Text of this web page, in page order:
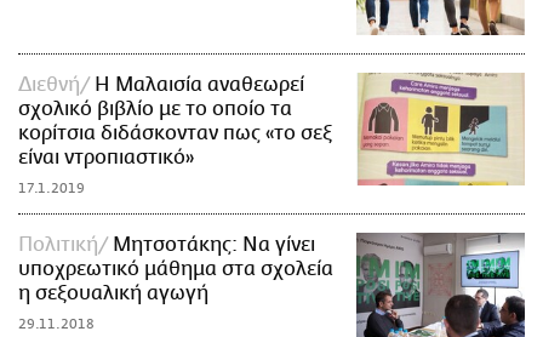
Διεθνή
H Μαλαισία αναθεωρεί
σχολικό βιβλίο με το οποίο τα
κορίτσια διδάσκονταν πως «το σεξ
είναι ντροπιαστικό»
17.1.2019
Πολιτική
Μητσοτάκης: Nα γίνει
υποχρεωτικό μάθημα στα σχολεία
η σεξουαλική αγωγή
29.11.2018